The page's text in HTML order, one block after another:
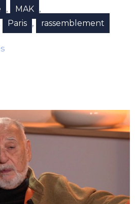
, MAK ,
Paris , rassemblement